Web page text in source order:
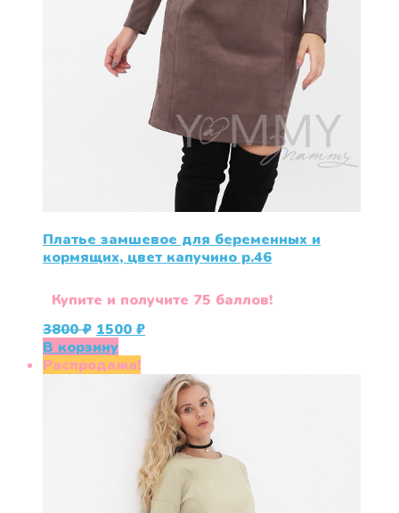
Платье замшевое для беременных и
кормящих, цвет капучино р.46
Купите и получите 75 баллов!
3800₽ Первоначальная
цена
составляла
1500 ₽Текущая
В корзину
Распродажа!